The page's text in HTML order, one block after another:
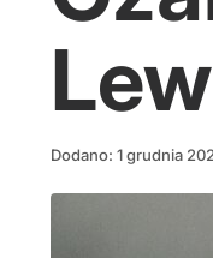
Dodano: 1grudnia